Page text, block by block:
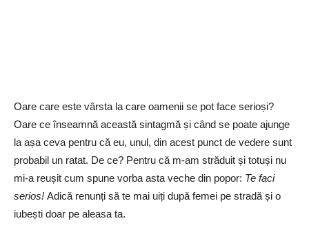
Oare care este vârsta la care oamenii se pot face serioși?
Oare ce înseamnă această sintagmă și când se poate ajunge
la așa ceva pentru că eu, unul, din acest punct de vedere sunt
probabil un ratat. De ce? Pentru că m-am străduit și totuși nu
mi-a reușit cum spune vorba asta veche din popor: Te faci
serios! Adică renunți să te mai uiți după femei pe stradă și o
iubești doar pe aleasa ta.